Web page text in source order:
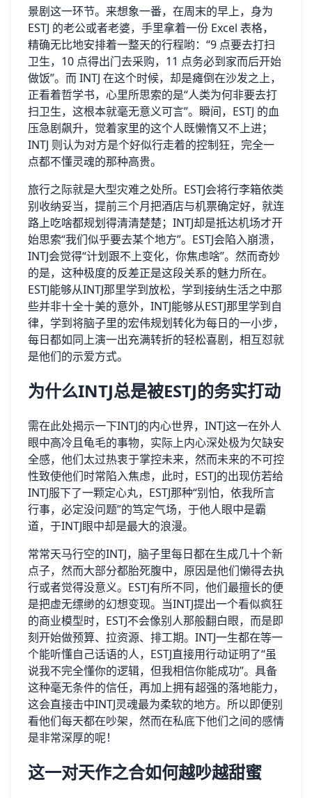
景剧这一环节。来想象一番，在周末的早上，身为
ESTJ 的老公或者老婆，手里拿着一份 Excel 表格，
精确无比地安排着一整天的行程哟：“9 点要去打扫
卫生，10 点得出门去采购，11 点务必到家而后开始
做饭”。而 INTJ 在这个时候，却是瘫倒在沙发之上，
正看着哲学书，心里所思索的是“人类为何非要去打
扫卫生，这根本就毫无意义可言”。瞬间，ESTJ 的血
压急剧飙升，觉着家里的这个人既懒惰又不上进；
INTJ 则认为对方是个好似行走着的控制狂，完全一
点都不懂灵魂的那种高贵。
旅行之际就是大型灾难之处所。ESTJ会将行李箱依类
别收纳妥当，提前三个月把酒店与机票确定好，就连
路上吃啥都规划得清清楚楚；INTJ却是抵达机场才开
始思索“我们似乎要去某个地方”。ESTJ会陷入崩溃，
INTJ会觉得“计划跟不上变化，你焦虑啥”。然而奇妙
的是，这种极度的反差正是这段关系的魅力所在。
ESTJ能够从INTJ那里学到放松，学到接纳生活之中那
些并非十全十美的意外，INTJ能够从ESTJ那里学到自
律，学到将脑子里的宏伟规划转化为每日的一小步，
每日都如同上演一出充满转折的轻松喜剧，相互怼就
是他们的示爱方式。
为什么INTJ总是被ESTJ的务实打动
需在此处揭示一下INTJ的内心世界，INTJ这一在外人
眼中高冷且龟毛的事物，实际上内心深处极为欠缺安
全感，他们太过热衷于掌控未来，然而未来的不可控
性致使他们时常陷入焦虑，此时，ESTJ的出现仿若给
INTJ服下了一颗定心丸，ESTJ那种“别怕，依我所言
行事，必定没问题”的笃定气场，于他人眼中是霸
道，于INTJ眼中却是最大的浪漫。
常常天马行空的INTJ，脑子里每日都在生成几十个新
点子，然而大部分都胎死腹中，原因是他们懒得去执
行或者觉得没意义。ESTJ有所不同，他们最擅长的便
是把虚无缥缈的幻想变现。当INTJ提出一个看似疯狂
的商业模型时，ESTJ不会像别人那般翻白眼，而是即
刻开始做预算、拉资源、排工期。INTJ一生都在等一
个能听懂自己话语的人，ESTJ直接用行动证明了“虽
说我不完全懂你的逻辑，但我相信你能成功”。具备
这种毫无条件的信任，再加上拥有超强的落地能力，
这会直接击中INTJ灵魂最为柔软的地方。所以即便别
看他们每天都在吵架，然而在私底下他们之间的感情
是非常深厚的呢！
这一对天作之合如何越吵越甜蜜